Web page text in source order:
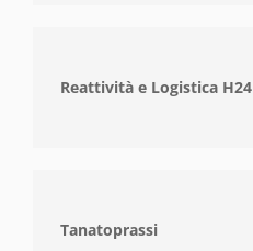
Reattività e Logistica H24
Tanatoprassi